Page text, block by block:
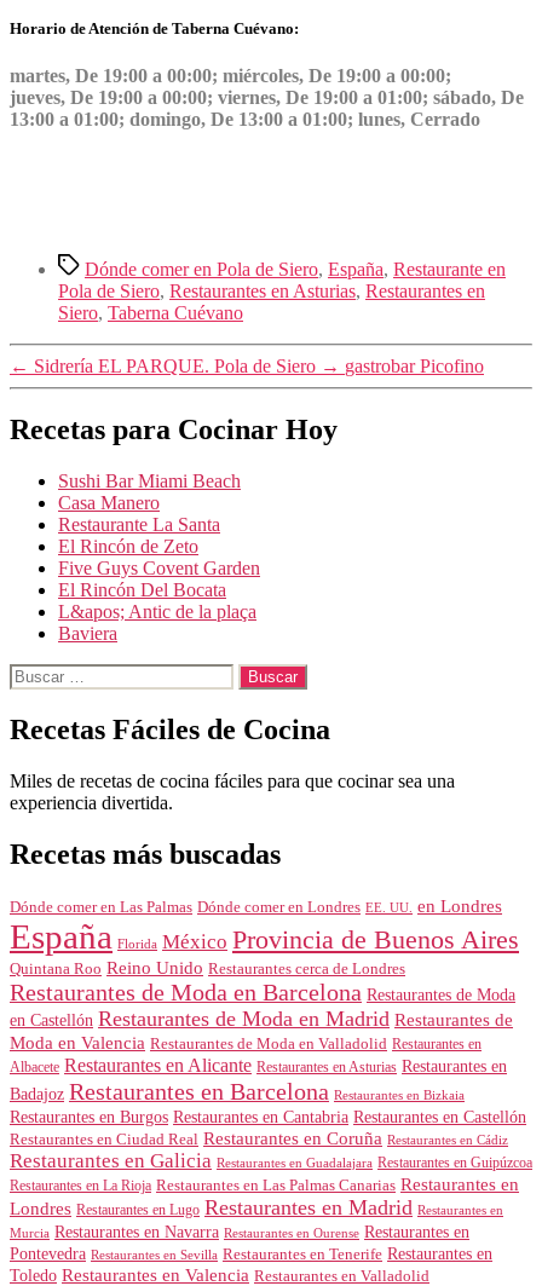
Horario de Atención de Taberna Cuévano:
martes, De 19:00 a 00:00; miércoles, De 19:00 a 00:00;
jueves, De 19:00 a 00:00; viernes, De 19:00 a 01:00; sábado, De
13:00 a 01:00; domingo, De 13:00 a 01:00; lunes, Cerrado
Etiquetas
Dónde comer en Pola de Siero, España, Restaurante en
Pola de Siero, Restaurantes en Asturias, Restaurantes en
Siero, Taberna Cuévano
← Sidrería EL PARQUE. Pola de Siero → gastrobar Picofino
Recetas para Cocinar Hoy
Sushi Bar Miami Beach
Casa Manero
Restaurante La Santa
El Rincón de Zeto
Five Guys Covent Garden
El Rincón Del Bocata
L&apos; Antic de la plaça
Baviera
Buscar:
Recetas Fáciles de Cocina
Miles de recetas de cocina fáciles para que cocinar sea una
experiencia divertida.
Recetas más buscadas
Dónde comer en Las Palmas Dónde comer en Londres EE. UU. en Londres
España Florida México Provincia de Buenos Aires
Quintana Roo Reino Unido Restaurantes cerca de Londres
Restaurantes de Moda en Barcelona Restaurantes de Moda
en Castellón Restaurantes de Moda en Madrid Restaurantes de
Moda en Valencia Restaurantes de Moda en Valladolid Restaurantes en
Albacete Restaurantes en Alicante Restaurantes en Asturias Restaurantes en
Badajoz Restaurantes en Barcelona Restaurantes en Bizkaia
Restaurantes en Burgos Restaurantes en Cantabria Restaurantes en Castellón
Restaurantes en Ciudad Real Restaurantes en Coruña Restaurantes en Cádiz
Restaurantes en Galicia Restaurantes en Guadalajara Restaurantes en Guipúzcoa
Restaurantes en La Rioja Restaurantes en Las Palmas Canarias Restaurantes en
Londres Restaurantes en Lugo Restaurantes en Madrid Restaurantes en
Murcia Restaurantes en Navarra Restaurantes en Ourense Restaurantes en
Pontevedra Restaurantes en Sevilla Restaurantes en Tenerife Restaurantes en
Toledo Restaurantes en Valencia Restaurantes en Valladolid